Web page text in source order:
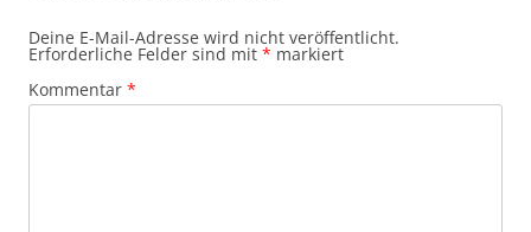
Deine E-Mail-Adresse wird nicht veröffentlicht.
Erforderliche Felder sind mit * markiert
Kommentar *